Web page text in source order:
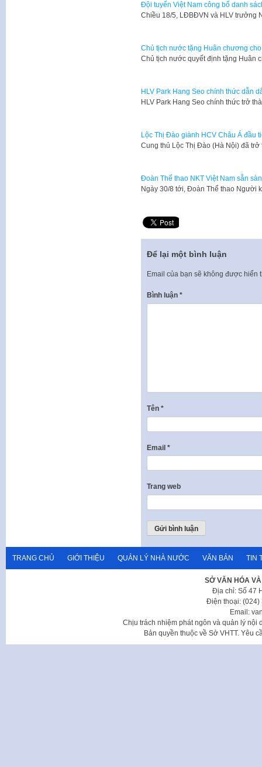
Đội tuyển Việt Nam công bố danh
Chiều 18/5, LĐBĐVN và HLV trưởng
Chủ tịch nước tặng Huân chương
Chủ tịch nước quyết định tặng Huân
HLV Park Hang Seo chính thức dẫn
HLV Park Hang Seo chính thức trở
Lộc Thị Đào giành HCV Châu Á đầu
Cung thủ Lộc Thị Đào (Hà Nội) đã
Đoàn Thể thao NKT Việt Nam sẵn
Ngày 30/8 tới, Đoàn Thể thao Người
Để lại một bình luận
Email của bạn sẽ không được hiển
Bình luận *
Tên *
Email *
Trang web
TRANG CHỦ GIỚI THIỆU QUẢN LÝ NHÀ NƯỚC VĂN BẢN TIN
SỞ VĂN HÓA
Địa chỉ: Số 47
Điện thoại: (024)
Email:
Chịu trách nhiệm phát ngôn và quản lý nội
Bản quyền thuộc về Sở VHTT. Yêu